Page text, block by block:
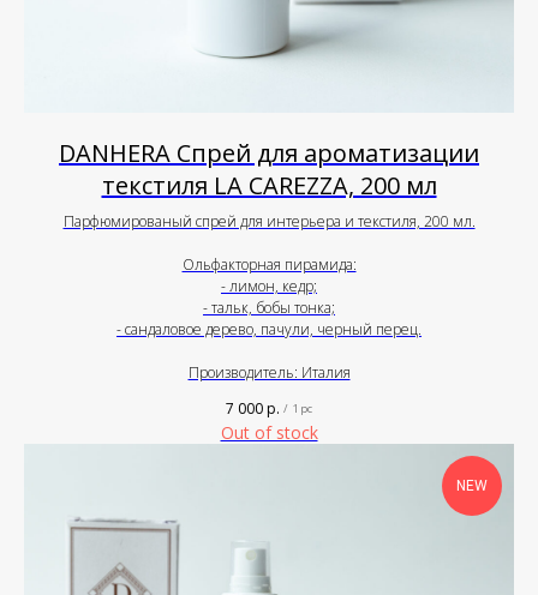
DANHERA Спрей для ароматизации
текстиля LA CAREZZA, 200 мл
Парфюмированый спрей для интерьера и текстиля, 200 мл.
Ольфакторная пирамида:
- лимон, кедр;
- тальк, бобы тонка;
- сандаловое дерево, пачули, черный перец.
Производитель: Италия
7 000р. / 1 pc
Out of stock
NEW